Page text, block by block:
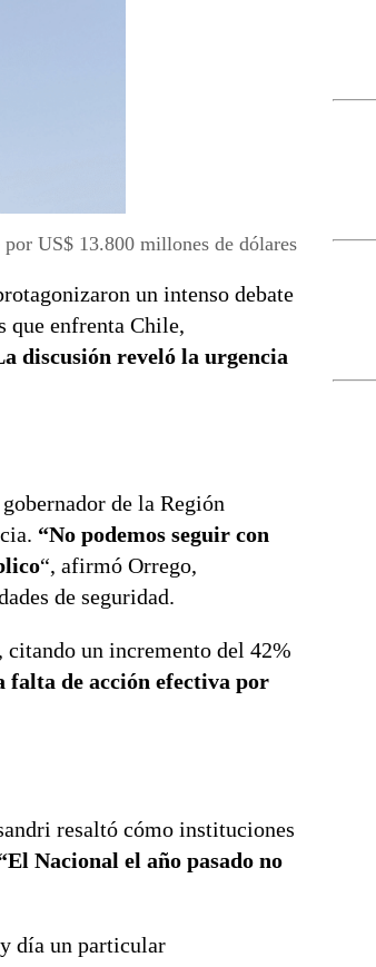
US$ 13.800 millones de dólares
un intenso debate
que enfrenta Chile,
discusión reveló la urgencia
de la Región
“No podemos seguir con
“, afirmó Orrego,
de seguridad.
un incremento del 42%
falta de acción efectiva por
resaltó cómo instituciones
Nacional el año pasado no
día un particular